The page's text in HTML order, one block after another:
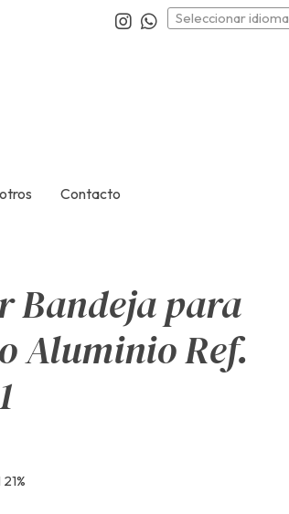
Seleccionar idioma
Contacto
Bandeja para
Aluminio Ref.